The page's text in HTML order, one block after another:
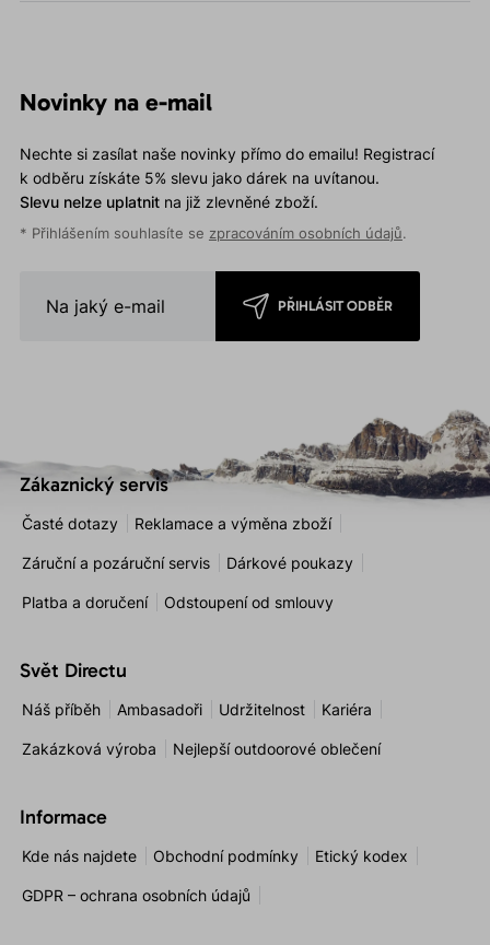
Novinky na e-mail
Nechte si zasílat naše novinky přímo do emailu! Registrací
k odběru získáte 5% slevu jako dárek na uvítanou.
Slevu nelze uplatnitna již zlevněné zboží.
* Přihlášením souhlasíte se zpracováním osobních údajů.
PŘIHLÁSIT ODBĚR
Zákaznický servis
Časté dotazy Reklamace a výměna zboží
Záruční a pozáruční servis Dárkové poukazy
Platba a doručení Odstoupení od smlouvy
Svět Directu
Náš příběh Ambasadoři Udržitelnost Kariéra
Zakázková výroba Nejlepší outdoorové oblečení
Informace
Kde nás najdete Obchodní podmínky Etický kodex
GDPR – ochrana osobních údajů